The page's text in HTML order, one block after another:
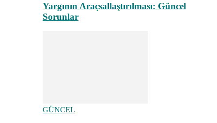
Yargının Araçsallaştırılması: Güncel
Sorunlar
GÜNCEL